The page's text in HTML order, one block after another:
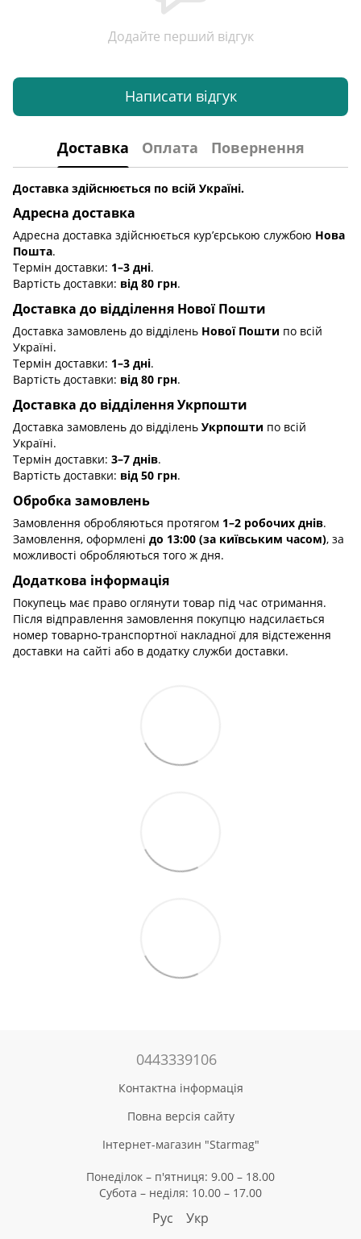
Додайте перший відгук
Написати відгук
Доставка Оплата Повернення
Доставка здійснюється по всій Україні.
Адресна доставка
Адресна доставка здійснюється кур’єрською службою Нова
Пошта.
Термін доставки: 1–3 дні.
Вартість доставки: від 80 грн.
Доставка до відділення Нової Пошти
Доставка замовлень до відділень Нової Пошти по всій
Україні.
Термін доставки: 1–3 дні.
Вартість доставки: від 80 грн.
Доставка до відділення Укрпошти
Доставка замовлень до відділень Укрпошти по всій
Україні.
Термін доставки: 3–7 днів.
Вартість доставки: від 50 грн.
Обробка замовлень
Замовлення обробляються протягом 1–2 робочих днів.
Замовлення, оформлені до 13:00 (за київським часом), за
можливості обробляються того ж дня.
Додаткова інформація
Покупець має право оглянути товар під час отримання.
Після відправлення замовлення покупцю надсилається
номер товарно-транспортної накладної для відстеження
доставки на сайті або в додатку служби доставки.
0443339106
Контактна інформація
Повна версія сайту
Інтернет-магазин "Starmag"
Понеділок – п'ятниця: 9.00 – 18.00
Субота – неділя: 10.00 – 17.00
Рус Укр